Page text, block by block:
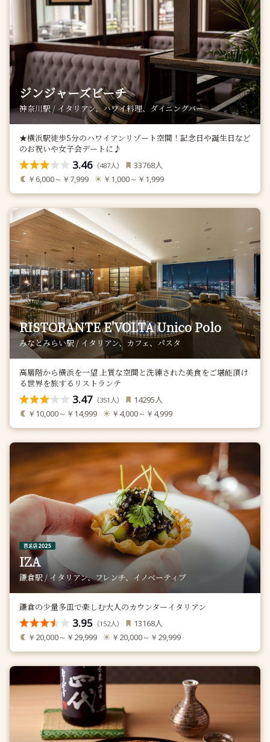
ジンジャーズビーチ
神奈川駅 / イタリアン、ハワイ料理、ダイニングバー
★横浜駅徒歩5分のハワイアンリゾート空間！記念日や誕生日など
のお祝いや女子会デートに♪
3.46 （487人） 33768人
￥6,000～￥7,999 ￥1,000～￥1,999
RISTORANTE E'VOLTA Unico Polo
みなとみらい駅 / イタリアン、カフェ、パスタ
高層階から横浜を一望 上質な空間と洗練された美食をご堪能頂け
る世界を旅するリストランテ
3.47 （351 人） 14295人
￥10,000～￥14,999 ￥4,000～￥4,999
IZA
鎌倉駅 / イタリアン、フレンチ、イノベーティブ
鎌倉の少量多皿で楽しむ大人のカウンターイタリアン
3.95 （152人） 13168人
￥20,000～￥29,999 ￥20,000～￥29,999